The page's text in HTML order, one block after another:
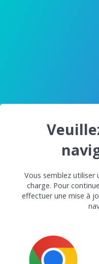
Vous semblez utiliser
charge. Pour
effectuer une mise à